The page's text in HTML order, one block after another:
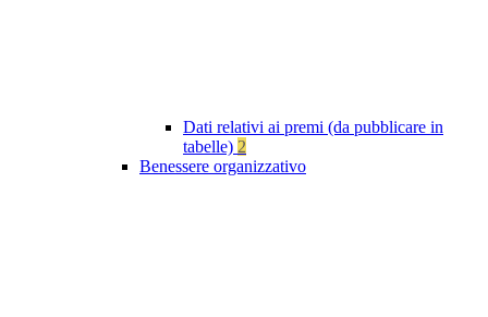
Dati relativi ai premi (da pubblicare in
tabelle) 2
Benessere organizzativo